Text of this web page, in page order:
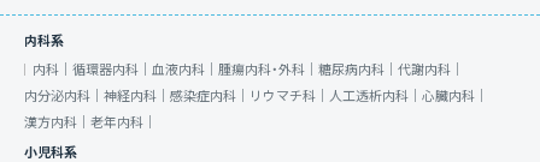
内科系
内科｜ 循環器内科｜ 血液内科｜ 腫瘍内科・外科｜ 糖尿病内科｜ 代謝内科｜
内分泌内科｜ 神経内科｜ 感染症内科｜ リウマチ科｜ 人工透析内科｜ 心臓内科｜
漢方内科｜ 老年内科｜
小児科系